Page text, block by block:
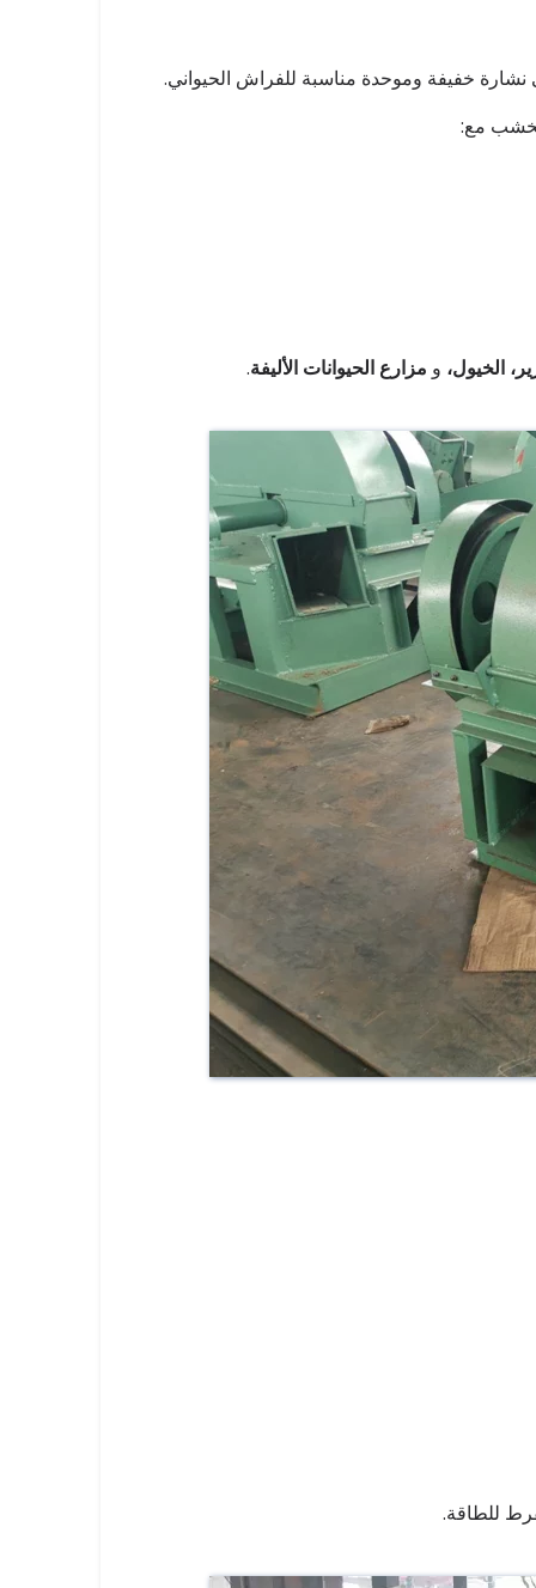
خفيفة وموحدة مناسبة للفراش الحيواني.
مع:
الخيول، و مزارع الحيوانات الأليفة.
للطاقة.